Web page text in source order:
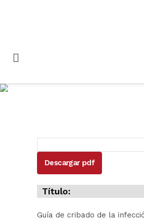
Descargar pdf
Título:
Guía de cribado de la